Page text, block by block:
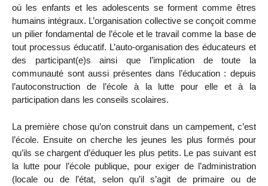
où les enfants et les adolescents se forment comme êtres
humains intégraux. L’organisation collective se conçoit comme
un pilier fondamental de l’école et le travail comme la base de
tout processus éducatif. L’auto-organisation des éducateurs et
des participant(e)s ainsi que l’implication de toute la
communauté sont aussi présentes dans l’éducation : depuis
l’autoconstruction de l’école à la lutte pour elle et à la
participation dans les conseils scolaires.
La première chose qu’on construit dans un campement, c’est
l’école. Ensuite on cherche les jeunes les plus formés pour
qu’ils se chargent d’éduquer les plus petits. Le pas suivant est
la lutte pour l’école publique, pour exiger de l’administration
(locale ou de l’état, selon qu’il s’agit de primaire ou de